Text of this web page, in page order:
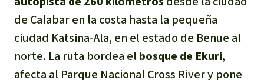
de Calabar en la costa hasta la pequeña
ciudad Katsina-Ala, en el estado de Benue al
norte. La ruta bordea el bosque de Ekuri,
afecta al Parque Nacional Cross River y pone